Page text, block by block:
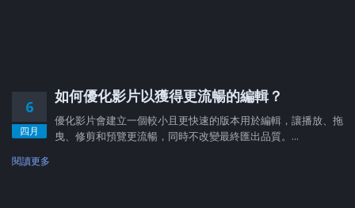
6
四月
如何優化影片以獲得更流暢的編輯？
優化影片會建立一個較小且更快速的版本用於編輯，讓播放、拖
曳、修剪和預覽更流暢，同時不改變最終匯出品質。...
閱讀更多